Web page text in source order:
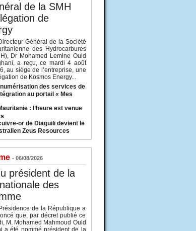
de la SMH
de
Général de la Société
des Hydrocarbures
Dr Mohamed Lemine Ould
a reçu, ce mardi 4 août
au siège de l’entreprise, une
de Kosmos Energy...
des services de
au portail « Mes
: l’heure est venue
or de Diaguili devient le
Zeus Resources
- 06/08/2026
président de la
des
de la République a
que, par décret publié ce
M. Mohamed Mahmoud Ould
a été nommé président de la